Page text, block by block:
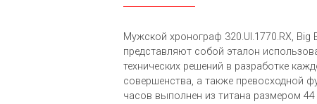
Мужской хронограф 320.UI.1770.RX, Big
представляют собой эталон
технических решений в разработке
совершенства, а также превосходной
часов выполнен из титана размером